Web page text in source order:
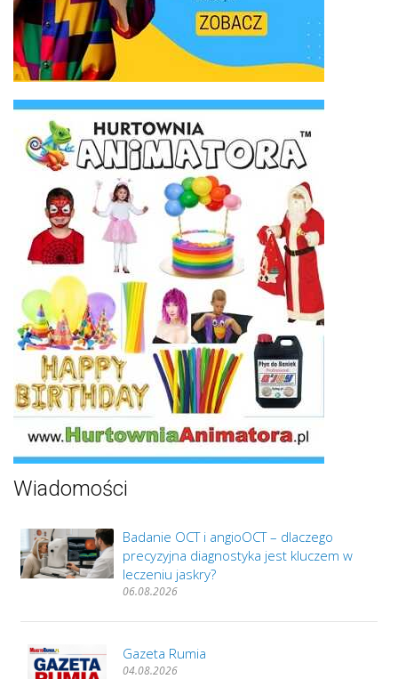
Wiadomości
Badanie OCT i angioOCT – dlaczego
precyzyjna diagnostyka jest kluczem w
leczeniu jaskry?
06.08.2026
Gazeta Rumia
04.08.2026